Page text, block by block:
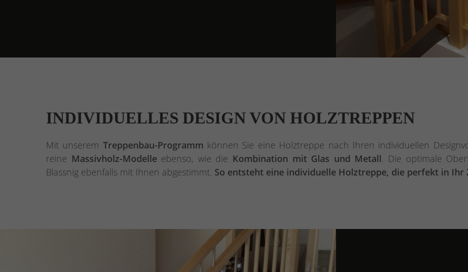
INDIVIDUELLES DESIGN VON HOLZTREPPEN
Mit unserem Treppenbau-Programm können Sie eine Holztreppe nach Ihren individuellen
reine Massivholz-Modelleebenso, wie die Kombination mit Glas und Metall. Die optimale
Blassnig ebenfalls mit Ihnen abgestimmt. So entsteht eine individuelle Holztreppe, die perfekt in Ihr